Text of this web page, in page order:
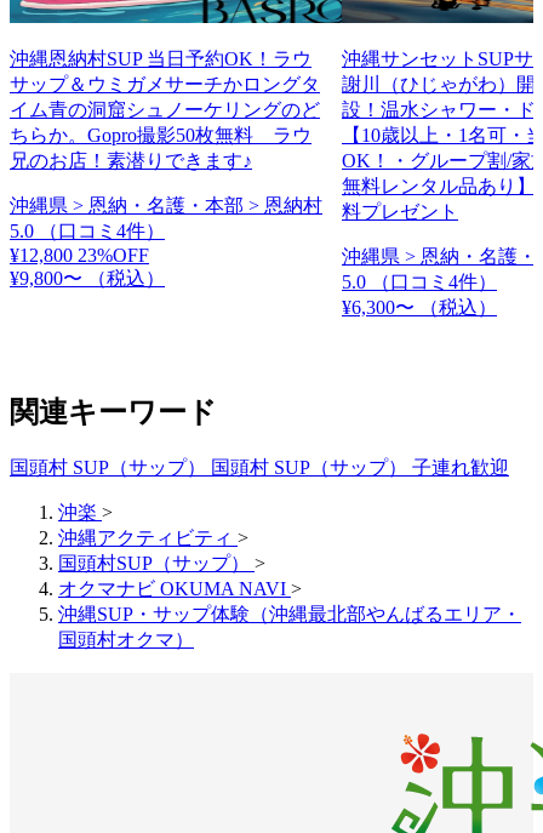
沖縄恩納村SUP 当日予約OK！ラウ
サップ＆ウミガメサーチかロングタ
イム青の洞窟シュノーケリングのど
ちらか。Gopro撮影50枚無料 ラウ
兄のお店！素潜りできます♪
沖縄県 > 恩納・名護・本部 > 恩納村
5.0
（口コミ4件）
¥12,800 23%OFF
¥9,800〜
（税込）
沖縄サンセットSUP
謝川（ひじゃがわ）
設！温水シャワー・ド
【10歳以上・1名可・
OK！・グループ割/家
無料レンタル品あり】
料プレゼント
沖縄県 > 恩納・名護・
5.0
（口コミ4件）
¥6,300〜
（税込）
関連キーワード
国頭村 SUP（サップ） 国頭村 SUP（サップ） 子連れ歓迎
沖楽 >
沖縄アクティビティ >
国頭村SUP（サップ） >
オクマナビ OKUMA NAVI >
沖縄SUP・サップ体験（沖縄最北部やんばるエリア・
国頭村オクマ）